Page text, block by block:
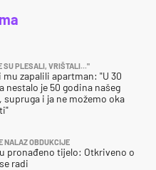
SU PLESALI, VRIŠTALI..."
zapalili apartman: "U 30
nestalo je 50 godina našeg
supruga i ja ne možemo oka
NALAZ OBDUKCIJE
pronađeno tijelo: Otkriveno o
radi